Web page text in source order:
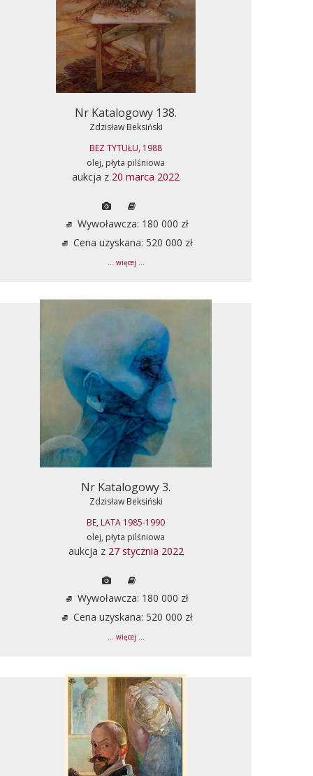
Nr Katalogowy 138.
Zdzisław Beksiński
BEZ TYTUŁU, 1988
olej, płyta pilśniowa
aukcja z 20 marca 2022
Wywoławcza: 180 000 zł
Cena uzyskana: 520 000 zł
... więcej ...
Nr Katalogowy 3.
Zdzisław Beksiński
BE, LATA 1985-1990
olej, płyta pilśniowa
aukcja z 27 stycznia 2022
Wywoławcza: 180 000 zł
Cena uzyskana: 520 000 zł
... więcej ...